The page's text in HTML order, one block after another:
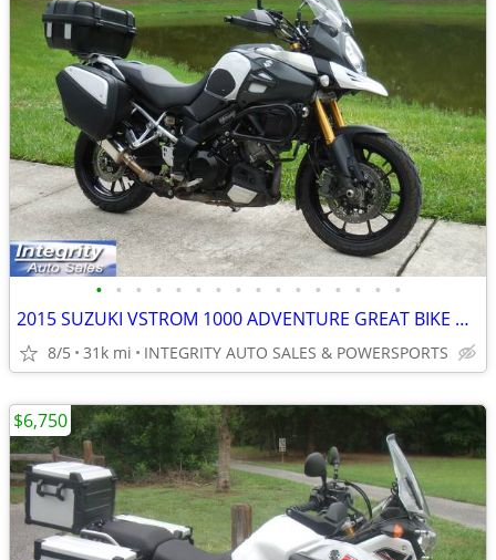
• • • • • • • • • • • • • • • •
2015 SUZUKI VSTROM 1000 ADVENTURE GREAT BIKE NO DEALER FEES LOOK!!!!!!
8/5 31k mi INTEGRITY AUTO SALES & POWERSPORTS
$6,750